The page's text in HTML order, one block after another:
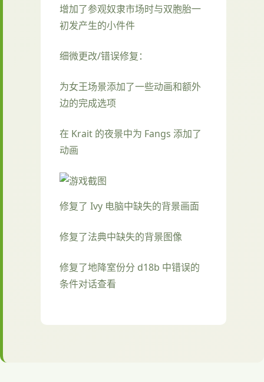
增加了参观奴隶市场时与双胞胎一
初发产生的小件件
细微更改/错误修复：
为女王场景添加了一些动画和额外
边的完成选项
在 Krait 的夜景中为 Fangs 添加了
动画
修复了 Ivy 电脑中缺失的背景画面
修复了法典中缺失的背景图像
修复了地降室份分 d18b 中错误的
条件对话查看